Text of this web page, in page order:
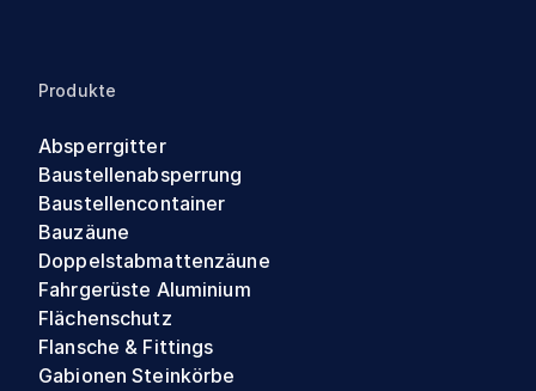
Produkte
Absperrgitter
Baustellenabsperrung
Baustellencontainer
Bauzäune
Doppelstabmattenzäune
Fahrgerüste Aluminium
Flächenschutz
Flansche & Fittings
Gabionen Steinkörbe